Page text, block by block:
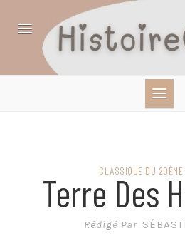
CLASSIQUE DU
Terre Des
Rédigé Par